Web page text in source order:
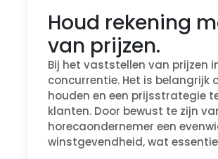
Houd rekening
van prijzen.
Bij het vaststellen van prijzen
concurrentie. Het is belangrijk
houden en een prijsstrategie
klanten. Door bewust te zijn
horecaondernemer een
winstgevendheid, wat